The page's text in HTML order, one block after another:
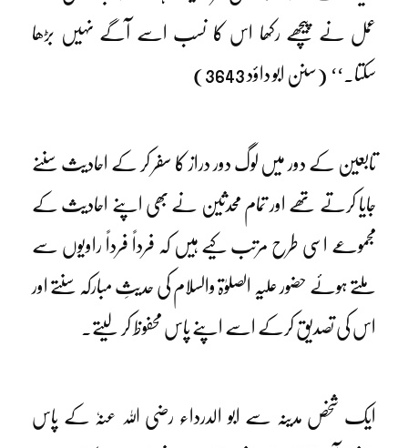
عمل نے پیچھے رکھا اس کا نسب اسے آگے نہیں بڑھا
سکتا۔‘‘ (سنن ابو داؤد 3643)
تابعین کے دور میں لوگ دور دراز کا سفر کر کے احادیث سننے
جایا کرتے تھے اور تمام محدثین نے بھی اپنے احادیث کے
مجموعے اسی طرح مرتب کیے ہیں کہ فرداً فرداً راویوں سے
ملتے ہوئے حضور علیہ الصلوٰۃ والسلام کی حدیثِ مبارکہ سنتے اور
اس کی تصدیق کرکے اسے اپنے پاس محفوظ کر لیتے۔
ایک شخص مدینہ سے ابو الدرداء رضی اللہ عنہٗ کے پاس